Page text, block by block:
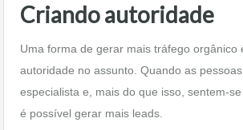
Criando autoridade
Uma forma de gerar mais tráfego orgânico
autoridade no assunto. Quando as
especialista e, mais do que isso, sentem-
é possível gerar mais leads.